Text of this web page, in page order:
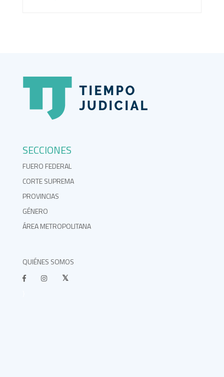
SECCIONES
FUERO FEDERAL
CORTE SUPREMA
PROVINCIAS
GÉNERO
ÁREA METROPOLITANA
QUIÉNES SOMOS